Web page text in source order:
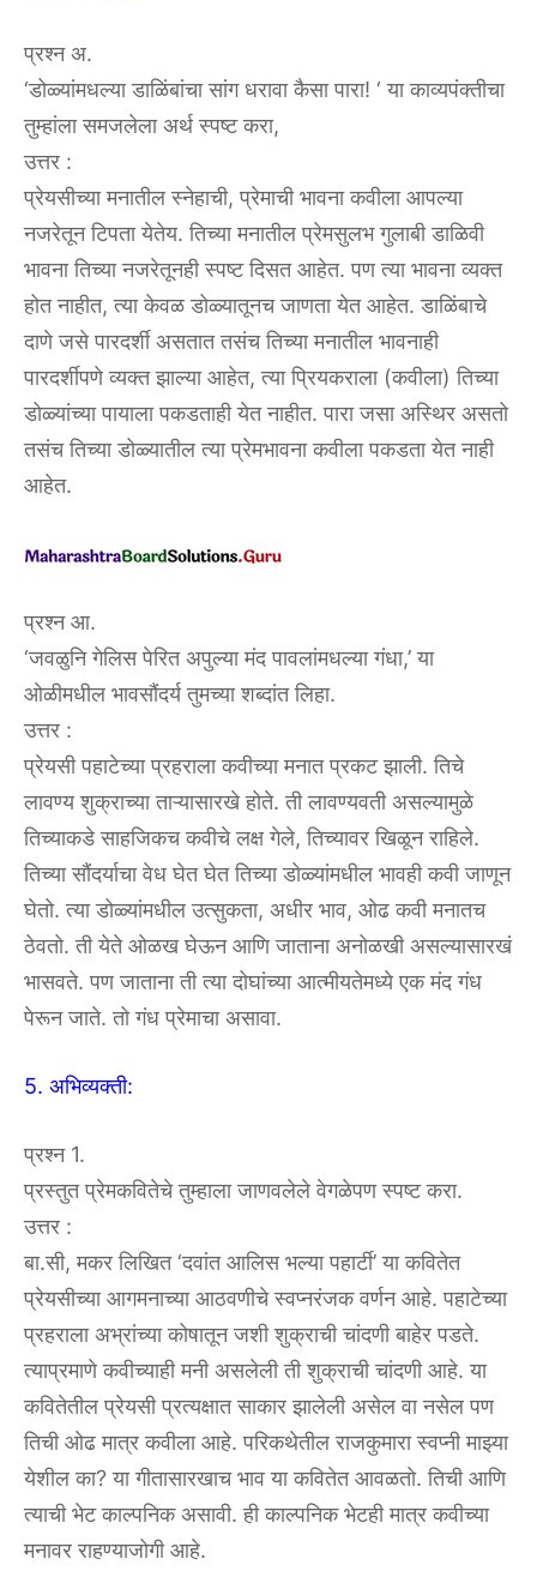
प्रश्न अ.
‘डोळ्यांमधल्या डाळिंबांचा सांग धरावा कैसा पारा! ‘ या काव्यपंक्तीचा
तुम्हांला समजलेला अर्थ स्पष्ट करा,
उत्तर :
प्रेयसीच्या मनातील स्नेहाची, प्रेमाची भावना कवीला आपल्या
नजरेतून टिपता येतेय. तिच्या मनातील प्रेमसुलभ गुलाबी डाळिवी
भावना तिच्या नजरेतूनही स्पष्ट दिसत आहेत. पण त्या भावना व्यक्त
होत नाहीत, त्या केवळ डोळ्यातूनच जाणता येत आहेत. डाळिंबाचे
दाणे जसे पारदर्शी असतात तसंच तिच्या मनातील भावनाही
पारदर्शीपणे व्यक्त झाल्या आहेत, त्या प्रियकराला (कवीला) तिच्या
डोळ्यांच्या पायाला पकडताही येत नाहीत. पारा जसा अस्थिर असतो
तसंच तिच्या डोळ्यातील त्या प्रेमभावना कवीला पकडता येत नाही
आहेत.
प्रश्न आ.
‘जवळुनि गेलिस पेरित अपुल्या मंद पावलांमधल्या गंधा,’ या
ओळीमधील भावसौंदर्य तुमच्या शब्दांत लिहा.
उत्तर :
प्रेयसी पहाटेच्या प्रहराला कवीच्या मनात प्रकट झाली. तिचे
लावण्य शुक्राच्या ताऱ्यासारखे होते. ती लावण्यवती असल्यामुळे
तिच्याकडे साहजिकच कवीचे लक्ष गेले, तिच्यावर खिळून राहिले.
तिच्या सौंदर्याचा वेध घेत घेत तिच्या डोळ्यांमधील भावही कवी जाणून
घेतो. त्या डोळ्यांमधील उत्सुकता, अधीर भाव, ओढ कवी मनातच
ठेवतो. ती येते ओळख घेऊन आणि जाताना अनोळखी असल्यासारखं
भासवते. पण जाताना ती त्या दोघांच्या आत्मीयतेमध्ये एक मंद गंध
पेरून जाते. तो गंध प्रेमाचा असावा.
5. अभिव्यक्ती:
प्रश्न 1.
प्रस्तुत प्रेमकवितेचे तुम्हाला जाणवलेले वेगळेपण स्पष्ट करा.
उत्तर :
बा.सी, मकर लिखित ‘दवांत आलिस भल्या पहार्टी’ या कवितेत
प्रेयसीच्या आगमनाच्या आठवणीचे स्वप्नरंजक वर्णन आहे. पहाटेच्या
प्रहराला अभ्रांच्या कोषातून जशी शुक्राची चांदणी बाहेर पडते.
त्याप्रमाणे कवीच्याही मनी असलेली ती शुक्राची चांदणी आहे. या
कवितेतील प्रेयसी प्रत्यक्षात साकार झालेली असेल वा नसेल पण
तिची ओढ मात्र कवीला आहे. परिकथेतील राजकुमारा स्वप्नी माझ्या
येशील का? या गीतासारखाच भाव या कवितेत आवळतो. तिची आणि
त्याची भेट काल्पनिक असावी. ही काल्पनिक भेटही मात्र कवीच्या
मनावर राहण्याजोगी आहे.